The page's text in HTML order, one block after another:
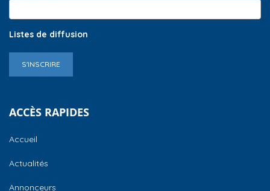
Listes de diffusion
S'INSCRIRE
ACCÈS RAPIDES
Accueil
Actualités
Annonceurs